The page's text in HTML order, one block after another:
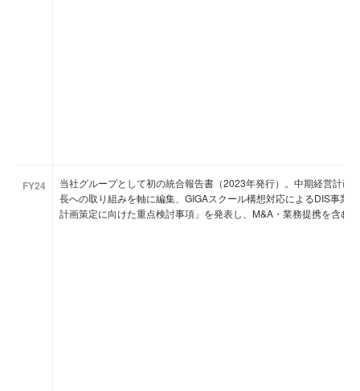
FY24
当社グループとして初の統合報告書（2023年発行）。中期経営計画
長への取り組みを軸に編集、GIGAスクール構想対応によるDIS事業
計画策定に向けた重点検討事項」を発表し、M&A・業務提携を含む